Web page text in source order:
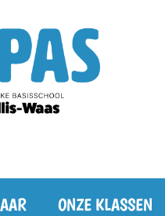
ONZE KLASSEN